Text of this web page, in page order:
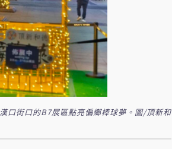
口街口的B7展區點亮偏鄉棒球夢。圖/頂新和